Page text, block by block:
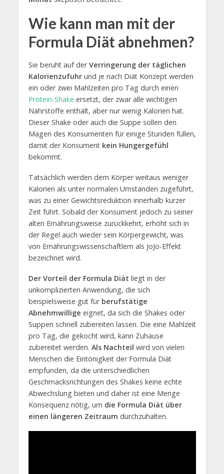
Wie kann man mit der
Formula Diät abnehmen?
Sie beruht auf derVerringerung der täglichen
Kalorienzufuhrund je nach Diät Konzept werden
ein oder zwei Mahlzeiten pro Tag durch einen
Protein-Shake ersetzt, der zwar alle wichtigen
Nährstoffe enthält, aber nur wenig Kalorien hat.
Dieser Shake oder auch die Suppe sollen den
Magen des Konsumenten für einige Stunden füllen,
damit der Konsument kein Hungergefühl
bekommt.
Tatsächlich werden dem Körper weitaus weniger
Kalorien als unter normalen Umständen zugeführt,
was zu einer Gewichtsreduktion innerhalb kurzer
Zeit führt. Sobald der Konsument jedoch zu seiner
alten Ernährungsweise zurückkehrt, erhöht sich in
der Regel auch wieder sein Körpergewicht, was
von Ernährungswissenschaftlern als JoJo-Effekt
bezeichnet wird.
Der Vorteil der Formula Diät liegt in der
unkomplizierten Anwendung, die sich
beispielsweise gut für berufstätige
Abnehmwillige eignet, da sich die Shakes oder
Suppen schnell zubereiten lassen. Die eine Mahlzeit
pro Tag, die gekocht wird, kann Zuhause
zubereitet werden. Als Nachteil wird von vielen
Menschen die Eintönigkeit der Formula Diät
empfunden, da die unterschiedlichen
Geschmacksrichtungen des Shakes keine echte
Abwechslung bieten und daher ist eine Menge
Konsequenz nötig, um die Formula Diät über
einen längeren Zeitraum durchzuhalten.